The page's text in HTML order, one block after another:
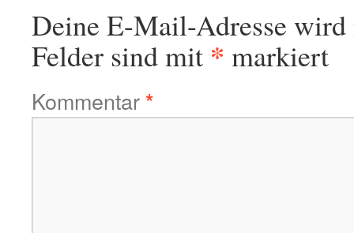
Deine E-Mail-Adresse
Felder sind mit * markiert
Kommentar*